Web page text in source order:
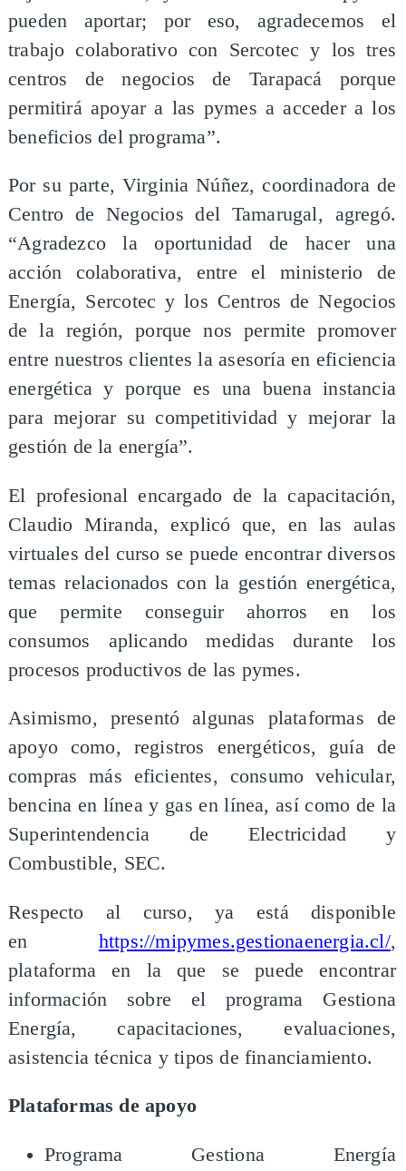
pueden aportar; por eso, agradecemos el
trabajo colaborativo con Sercotec y los tres
centros de negocios de Tarapacá porque
permitirá apoyar a las pymes a acceder a los
beneficios del programa”.
Por su parte, Virginia Núñez, coordinadora de
Centro de Negocios del Tamarugal, agregó.
“Agradezco la oportunidad de hacer una
acción colaborativa, entre el ministerio de
Energía, Sercotec y los Centros de Negocios
de la región, porque nos permite promover
entre nuestros clientes la asesoría en eficiencia
energética y porque es una buena instancia
para mejorar su competitividad y mejorar la
gestión de la energía”.
El profesional encargado de la capacitación,
Claudio Miranda, explicó que, en las aulas
virtuales del curso se puede encontrar diversos
temas relacionados con la gestión energética,
que permite conseguir ahorros en los
consumos aplicando medidas durante los
procesos productivos de las pymes.
Asimismo, presentó algunas plataformas de
apoyo como, registros energéticos, guía de
compras más eficientes, consumo vehicular,
bencina en línea y gas en línea, así como de la
Superintendencia de Electricidad y
Combustible, SEC.
Respecto al curso, ya está disponible
en https://mipymes.gestionaenergia.cl/,
plataforma en la que se puede encontrar
información sobre el programa Gestiona
Energía, capacitaciones, evaluaciones,
asistencia técnica y tipos de financiamiento.
Plataformas de apoyo
Programa Gestiona Energía